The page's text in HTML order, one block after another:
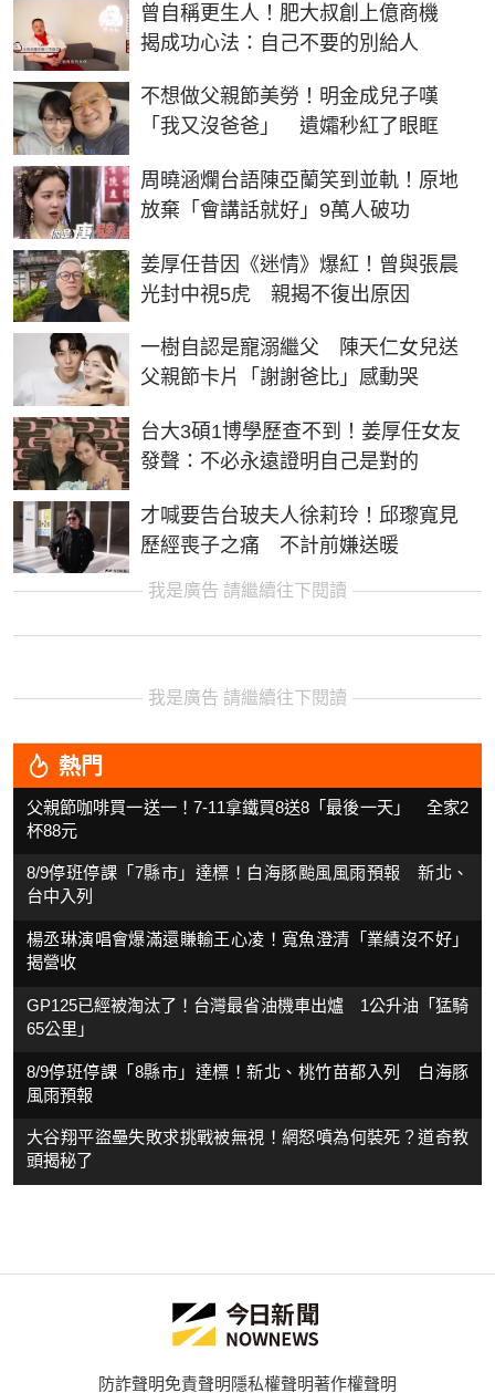
曾自稱更生人！肥大叔創上億商機
揭成功心法：自己不要的別給人
不想做父親節美勞！明金成兒子嘆
「我又沒爸爸」 遺孀秒紅了眼眶
周曉涵爛台語陳亞蘭笑到並軌！原地
放棄「會講話就好」9萬人破功
姜厚任昔因《迷情》爆紅！曾與張晨
光封中視5虎 親揭不復出原因
一樹自認是寵溺繼父 陳天仁女兒送
父親節卡片「謝謝爸比」感動哭
台大3碩1博學歷查不到！姜厚任女友
發聲：不必永遠證明自己是對的
才喊要告台玻夫人徐莉玲！邱瓈寬見
歷經喪子之痛 不計前嫌送暖
我是廣告 請繼續往下閱讀
我是廣告 請繼續往下閱讀
熱門
父親節咖啡買一送一！7-11拿鐵買8送8「最後一天」 全家2
杯88元
8/9停班停課「7縣市」達標！白海豚颱風風雨預報 新北、
台中入列
楊丞琳演唱會爆滿還賺輸王心凌！寬魚澄清「業績沒不好」
揭營收
GP125已經被淘汰了！台灣最省油機車出爐 1公升油「猛騎
65公里」
8/9停班停課「8縣市」達標！新北、桃竹苗都入列 白海豚
風雨預報
大谷翔平盜壘失敗求挑戰被無視！網怒噴為何裝死？道奇教
頭揭秘了
防詐聲明免責聲明隱私權聲明著作權聲明